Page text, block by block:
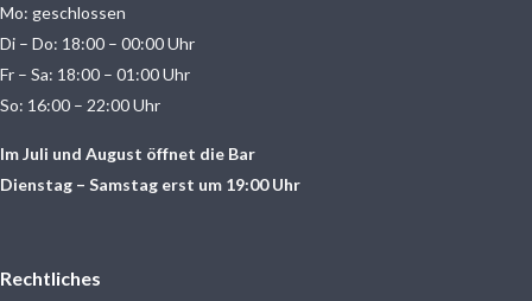
Mo: geschlossen
Di – Do: 18:00 – 00:00 Uhr
Fr – Sa: 18:00 – 01:00 Uhr
So: 16:00 – 22:00 Uhr
Im Juli und August öffnet die Bar
Dienstag – Samstag erst um 19:00 Uhr
Rechtliches